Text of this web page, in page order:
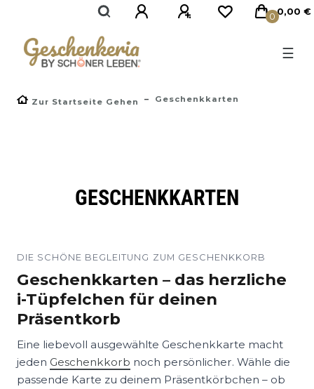
0 0,00 €
☰
Zur Startseite Gehen Geschenkkarten
GESCHENKKARTEN
DIE SCHÖNE BEGLEITUNG ZUM GESCHENKKORB
Geschenkkarten – das herzliche
i-Tüpfelchen für deinen
Präsentkorb
Eine liebevoll ausgewählte Geschenkkarte macht
jeden Geschenkkorb noch persönlicher. Wähle die
passende Karte zu deinem Präsentkörbchen – ob